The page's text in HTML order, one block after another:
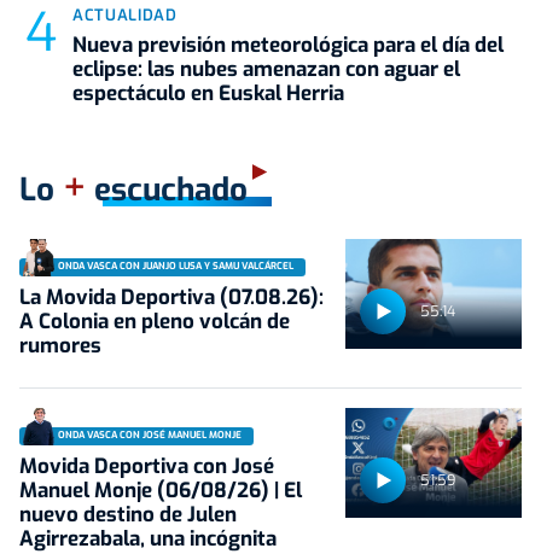
ACTUALIDAD
Nueva previsión meteorológica para el día del
eclipse: las nubes amenazan con aguar el
espectáculo en Euskal Herria
Lo + escuchado
55:14
ONDA VASCA CON JUANJO LUSA Y SAMU VALCÁRCEL
La Movida Deportiva (07.08.26):
A Colonia en pleno volcán de
rumores
51:59
ONDA VASCA CON JOSÉ MANUEL MONJE
Movida Deportiva con José
Manuel Monje (06/08/26) | El
nuevo destino de Julen
Agirrezabala, una incógnita